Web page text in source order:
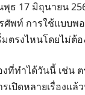
ธ 17 มิถุนายน
พท์ การใช้แบบพอ
มตรงไหนโดยไม่ต้
งที่ทำได้วันนี้ เช่น
เปิดหลายเรื่องแล้